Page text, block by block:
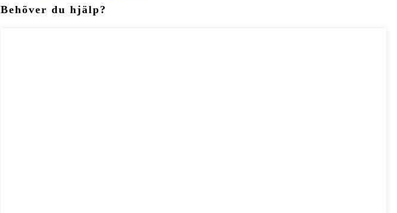
Behöver du hjälp?